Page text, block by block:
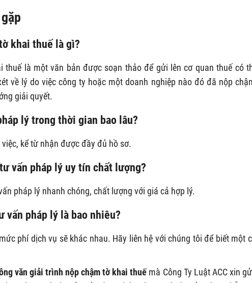
khai thuế là gì?
thuế là một văn bản được soạn thảo để gửi lên cơ quan thuế có
về lý do việc công ty hoặc một doanh nghiệp nào đó đã nộp
giải quyết.
lý trong thời gian bao lâu?
kể từ nhận được đầy đủ hồ sơ.
vấn pháp lý uy tín chất lượng?
pháp lý nhanh chóng, chất lượng với giá cả hợp lý.
vấn pháp lý là bao nhiêu?
phí dịch vụ sẽ khác nhau. Hãy liên hệ với chúng tôi để biết một
văn giải trình nộp chậm tờ khai thuếmà Công Ty Luật ACC xin